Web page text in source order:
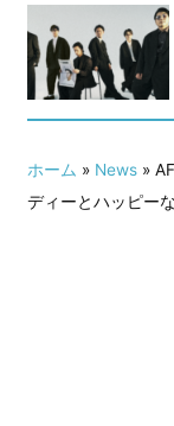
ホーム » News»
ディーとハッピー